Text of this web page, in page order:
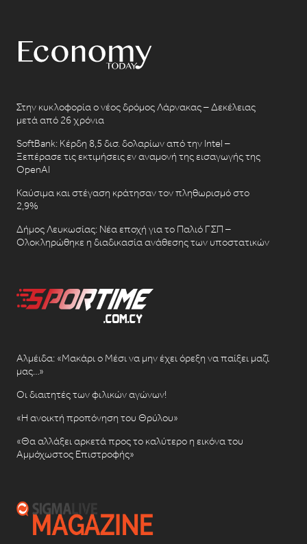
Στην κυκλοφορία ο νέος δρόμος Λάρνακας – Δεκέλειας
μετά από 26 χρόνια
SoftBank: Κέρδη 8,5 δισ. δολαρίων από την Intel –
Ξεπέρασε τις εκτιμήσεις εν αναμονή της εισαγωγής της
OpenAI
Καύσιμα και στέγαση κράτησαν τον πληθωρισμό στο
2,9%
Δήμος Λευκωσίας: Νέα εποχή για το Παλιό ΓΣΠ –
Ολοκληρώθηκε η διαδικασία ανάθεσης των υποστατικών
Αλμέιδα: «Μακάρι ο Μέσι να μην έχει όρεξη να παίξει μαζί
μας…»
Οι διαιτητές των φιλικών αγώνων!
«Η ανοικτή προπόνηση του Θρύλου»
«Θα αλλάξει αρκετά προς το καλύτερο η εικόνα του
Αμμόχωστος Επιστροφής»